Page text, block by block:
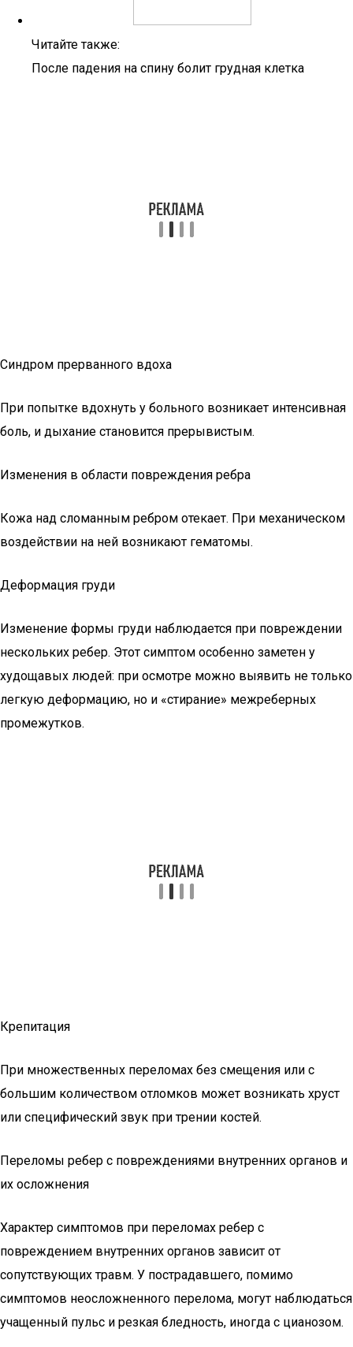
Читайте также:
После падения на спину болит грудная клетка
Синдром прерванного вдоха
При попытке вдохнуть у больного возникает интенсивная
боль, и дыхание становится прерывистым.
Изменения в области повреждения ребра
Кожа над сломанным ребром отекает. При механическом
воздействии на ней возникают гематомы.
Деформация груди
Изменение формы груди наблюдается при повреждении
нескольких ребер. Этот симптом особенно заметен у
худощавых людей: при осмотре можно выявить не только
легкую деформацию, но и «стирание» межреберных
промежутков.
Крепитация
При множественных переломах без смещения или с
большим количеством отломков может возникать хруст
или специфический звук при трении костей.
Переломы ребер с повреждениями внутренних органов и
их осложнения
Характер симптомов при переломах ребер с
повреждением внутренних органов зависит от
сопутствующих травм. У пострадавшего, помимо
симптомов неосложненного перелома, могут наблюдаться
учащенный пульс и резкая бледность, иногда с цианозом.